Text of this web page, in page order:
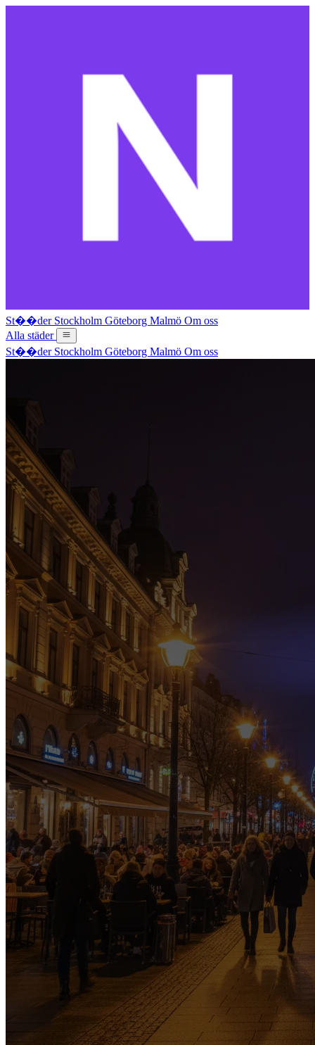
St��der Stockholm Göteborg Malmö Om oss
Alla städer
St��der Stockholm Göteborg Malmö Om oss